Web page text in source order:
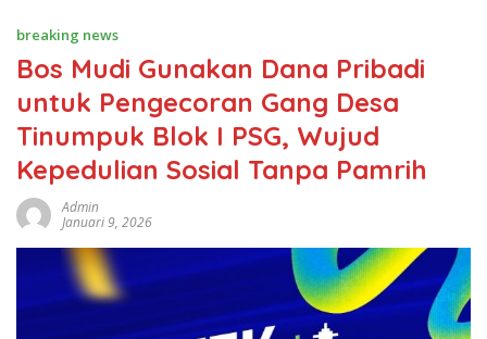
breaking news
Bos Mudi Gunakan Dana Pribadi
untuk Pengecoran Gang Desa
Tinumpuk Blok I PSG, Wujud
Kepedulian Sosial Tanpa Pamrih
Admin
Januari 9, 2026